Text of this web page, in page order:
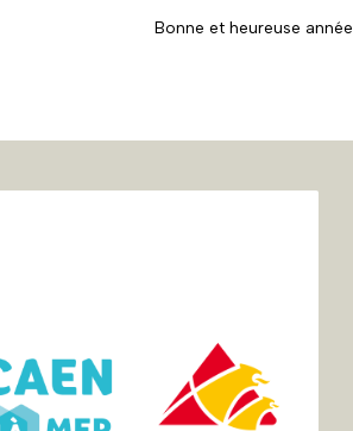
Bonne et heureuse